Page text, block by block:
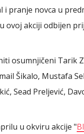
pranje novca u
ovoj akciji odbijen
osumnjičeni Tarik
Šikalo, Mustafa
Sead Preljević,
u okviru akcije "